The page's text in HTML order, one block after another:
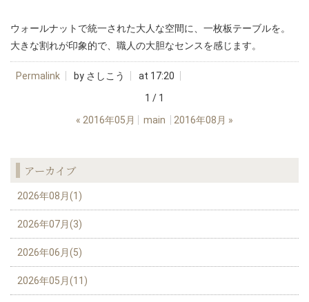
ウォールナットで統一された大人な空間に、一枚板テーブルを。
大きな割れが印象的で、職人の大胆なセンスを感じます。
Permalink by さしこう
at 17:20
1 / 1
« 2016年05月 main 2016年08月 »
アーカイブ
2026年08月(1)
2026年07月(3)
2026年06月(5)
2026年05月(11)